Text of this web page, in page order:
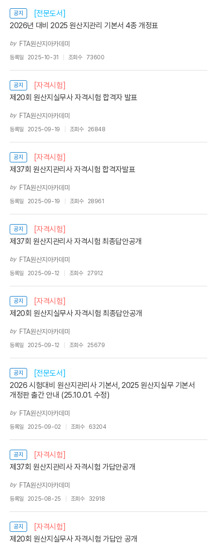
공지
[전문도서]
2026년 대비 2025 원산지관리 기본서 4종 개정표
by FTA원산지아카데미
등록일 2025-10-31 조회수 73600
공지
[자격시험]
제20회 원산지실무사 자격시험 합격자 발표
by FTA원산지아카데미
등록일 2025-09-19 조회수 26848
공지
[자격시험]
제37회 원산지관리사 자격시험 합격자발표
by FTA원산지아카데미
등록일 2025-09-19 조회수 28961
공지
[자격시험]
제37회 원산지관리사 자격시험 최종답안공개
by FTA원산지아카데미
등록일 2025-09-12 조회수 27912
공지
[자격시험]
제20회 원산지실무사 자격시험 최종답안공개
by FTA원산지아카데미
등록일 2025-09-12 조회수 25679
공지
[전문도서]
2026 시험대비 원산지관리사 기본서, 2025 원산지실무 기본서
개정판 출간 안내 (25.10.01. 수정)
by FTA원산지아카데미
등록일 2025-09-02 조회수 63204
공지
[자격시험]
제37회 원산지관리사 자격시험 가답안공개
by FTA원산지아카데미
등록일 2025-08-25 조회수 32918
공지
[자격시험]
제20회 원산지실무사 자격시험 가답안 공개